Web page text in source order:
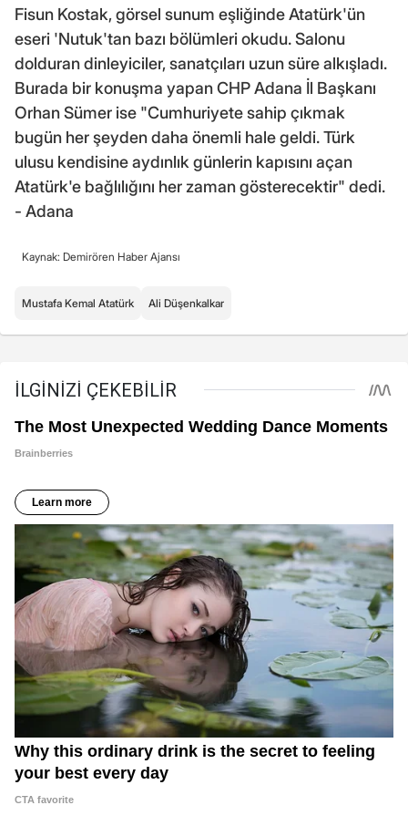
Fisun Kostak, görsel sunum eşliğinde Atatürk'ün
eseri 'Nutuk'tan bazı bölümleri okudu. Salonu
dolduran dinleyiciler, sanatçıları uzun süre alkışladı.
Burada bir konuşma yapan CHP Adana İl Başkanı
Orhan Sümer ise "Cumhuriyete sahip çıkmak
bugün her şeyden daha önemli hale geldi. Türk
ulusu kendisine aydınlık günlerin kapısını açan
Atatürk'e bağlılığını her zaman gösterecektir" dedi.
- Adana
Kaynak: Demirören Haber Ajansı
Mustafa Kemal Atatürk Ali Düşenkalkar